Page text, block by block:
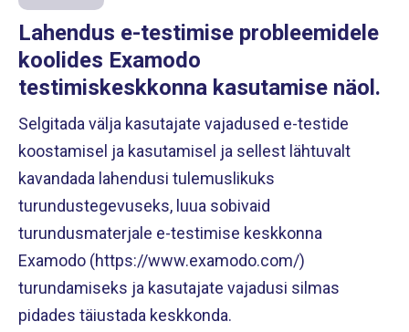
Lahendus e-testimise probleemidele
koolides Examodo
testimiskeskkonna kasutamise näol.
Selgitada välja kasutajate vajadused e-testide
koostamisel ja kasutamisel ja sellest lähtuvalt
kavandada lahendusi tulemuslikuks
turundustegevuseks, luua sobivaid
turundusmaterjale e-testimise keskkonna
Examodo (https://www.examodo.com/)
turundamiseks ja kasutajate vajadusi silmas
pidades täiustada keskkonda.